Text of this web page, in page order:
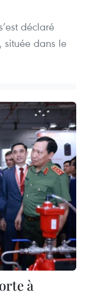
déclaré
située dans le
à